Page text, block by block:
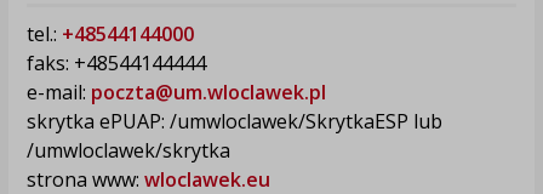
tel.: +48544144000
faks: +48544144444
e-mail: poczta@um.wloclawek.pl
skrytka ePUAP: /umwloclawek/SkrytkaESP lub
/umwloclawek/skrytka
strona www: wloclawek.eu